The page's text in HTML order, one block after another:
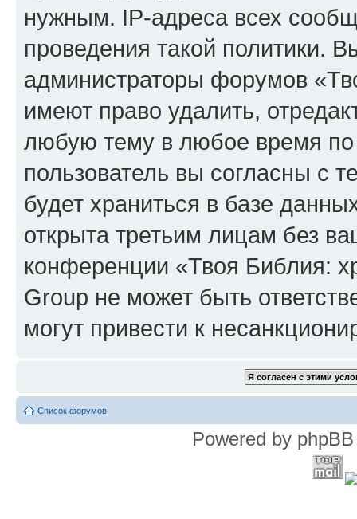
нужным. IP-адреса всех
проведения такой политики.
администраторы форумов
имеют право удалить,
любую тему в любое время
пользователь вы согласны с
будет храниться в базе
открыта третьим лицам без
конференции «Твоя Библия:
Group не может быть
могут привести к
Список форумов
Powered by